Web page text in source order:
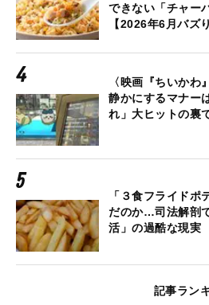
できない「チャー
【2026年6月バズ
〈映画『ちいかわ
静かにするマナー
れ」大ヒットの裏
「３食フライドポ
だのか…司法解剖
活」の過酷な現実
記事ラン